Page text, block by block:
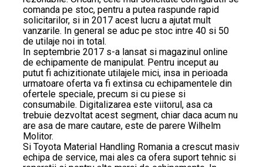
comanda pe stoc, pentru a putea raspunde rapid
solicitarilor, si in 2017 acest lucru a ajutat mult
vanzarile. In general se aduc pe stoc intre 40 si 50
de utilaje noi in total.
In septembrie 2017 s-a lansat si magazinul online
de echipamente de manipulat. Pentru inceput au
putut fi achizitionate utilajele mici, insa in perioada
urmatoare oferta va fi extinsa cu echipamentele din
ofertele speciale, precum si cu piese si
consumabile. Digitalizarea este viitorul, asa ca
trebuie dezvoltat acest segment, chiar daca acum nu
are asa de mare cautare, este de parere Wilhelm
Molitor.
Si Toyota Material Handling Romania a crescut masiv
echipa de service, mai ales ca ofera suport tehnic si